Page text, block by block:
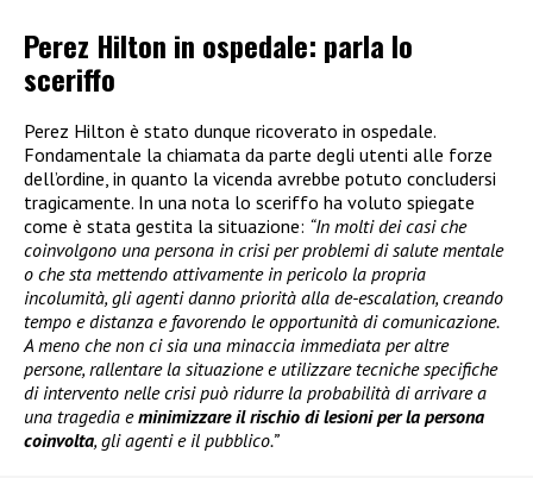
Perez Hilton in ospedale: parla lo
sceriffo
Perez Hilton è stato dunque ricoverato in ospedale.
Fondamentale la chiamata da parte degli utenti alle forze
dell’ordine, in quanto la vicenda avrebbe potuto concludersi
tragicamente. In una nota lo sceriffo ha voluto spiegate
come è stata gestita la situazione: “In molti dei casi che
coinvolgono una persona in crisi per problemi di salute mentale
o che sta mettendo attivamente in pericolo la propria
incolumità, gli agenti danno priorità alla de-escalation, creando
tempo e distanza e favorendo le opportunità di comunicazione.
A meno che non ci sia una minaccia immediata per altre
persone, rallentare la situazione e utilizzare tecniche specifiche
di intervento nelle crisi può ridurre la probabilità di arrivare a
una tragedia eminimizzare il rischio di lesioni per la persona
coinvolta, gli agenti e il pubblico.”